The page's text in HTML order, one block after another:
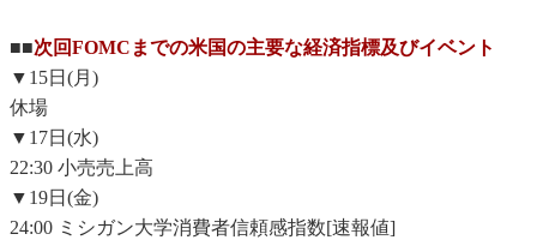
■■次回FOMCまでの米国の主要な経済指標及びイベント
▼15日(月)
休場
▼17日(水)
22:30 小売売上高
▼19日(金)
24:00 ミシガン大学消費者信頼感指数[速報値]